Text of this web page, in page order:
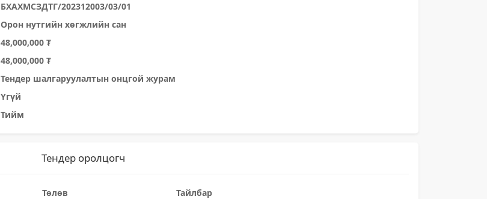
БХАХМСЗДТГ/202312003/03/01
Орон нутгийн хөгжлийн сан
48,000,000 ₮
48,000,000 ₮
Тендер шалгаруулалтын онцгой журам
Үгүй
Тийм
Тендер оролцогч
Төлөв
Тайлбар